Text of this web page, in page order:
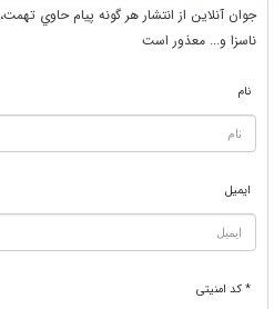
جوان آنلاين از انتشار هر گونه پيام حاوي
ناسزا و... معذور است
نام
ایمیل
* کد امنیتی